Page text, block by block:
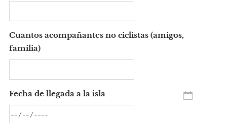
Cuantos acompañantes no ciclistas (amigos,
familia)
Fecha de llegada a la isla